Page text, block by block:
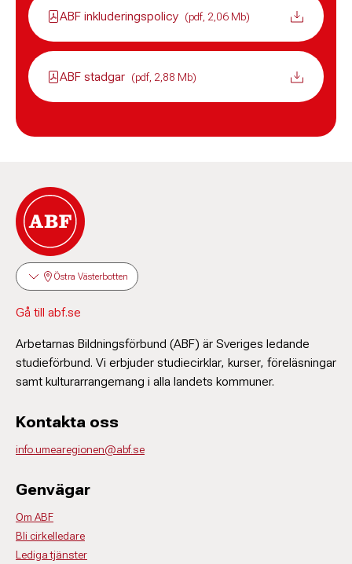
ABF inkluderingspolicy (pdf, 2,06 Mb)
ABF stadgar (pdf, 2,88 Mb)
Östra Västerbotten
Gå till abf.se
Arbetarnas Bildningsförbund (ABF) är Sveriges ledande
studieförbund. Vi erbjuder studiecirklar, kurser, föreläsningar
samt kulturarrangemang i alla landets kommuner.
Kontakta oss
info.umearegionen@abf.se
Genvägar
Om ABF
Bli cirkelledare
Lediga tjänster